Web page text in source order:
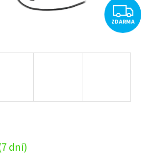
Z
D
ZDARMA
dní)